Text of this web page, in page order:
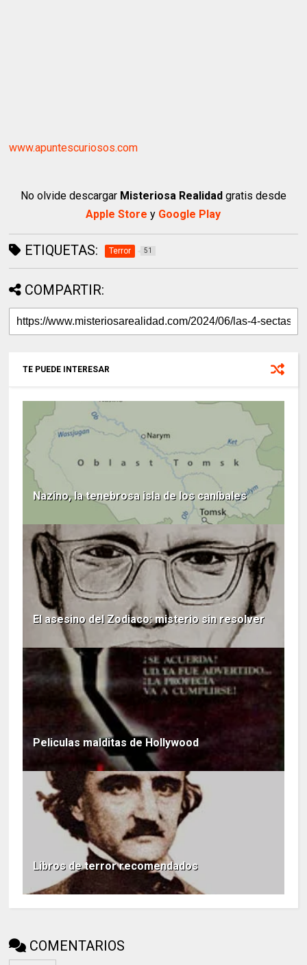
www.apuntescuriosos.com
No olvide descargar Misteriosa Realidad gratis desde
Apple Store y Google Play
ETIQUETAS: Terror 51
COMPARTIR:
TE PUEDE INTERESAR
Nazino, la tenebrosa isla de los caníbales
El asesino del Zodiaco: misterio sin resolver
Peliculas malditas de Hollywood
Libros de terror recomendados
COMENTARIOS